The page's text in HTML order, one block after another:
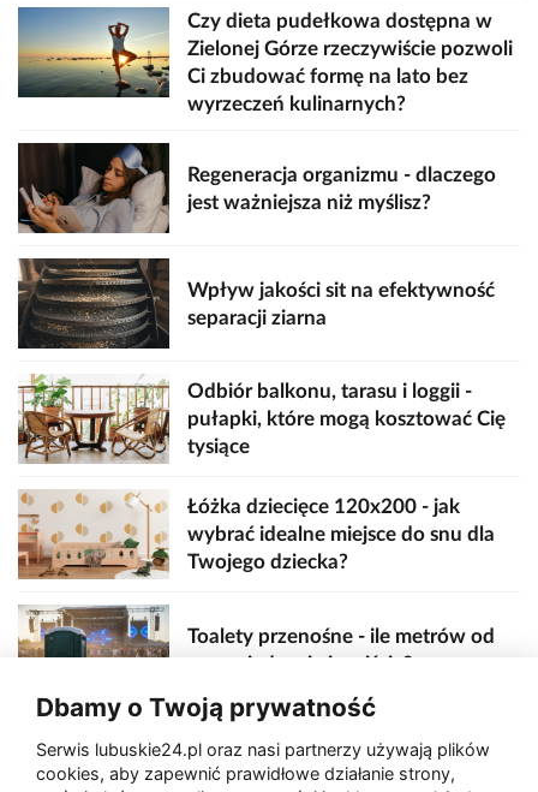
Czy dieta pudełkowa dostępna w
Zielonej Górze rzeczywiście pozwoli
Ci zbudować formę na lato bez
wyrzeczeń kulinarnych?
Regeneracja organizmu - dlaczego
jest ważniejsza niż myślisz?
Wpływ jakości sit na efektywność
separacji ziarna
Odbiór balkonu, tarasu i loggii -
pułapki, które mogą kosztować Cię
tysiące
Łóżka dziecięce 120x200 - jak
wybrać idealne miejsce do snu dla
Twojego dziecka?
Toalety przenośne - ile metrów od
sceny, jedzenia i wejścia?
Zaatakował seniora na "kwadracie"
Dbamy o Twoją prywatność
Serwis lubuskie24.pl oraz nasi partnerzy używają plików
cookies, aby zapewnić prawidłowe działanie strony,